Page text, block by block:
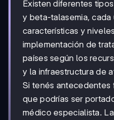
Existen diferentes
y beta-talasemia, cada
características y
implementación de
países según los
y la infraestructura de
Si tenés antecedentes
que podrías ser
médico especialista.